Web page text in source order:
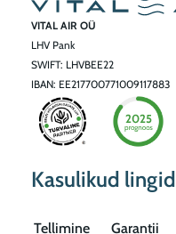
VITAL AIR OÜ
LHV Pank
SWIFT: LHVBEE22
IBAN: EE217700771009117883
Kasulikud lingid
Tellimine Garantii